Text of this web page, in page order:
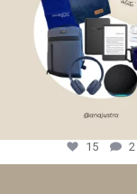
15 2